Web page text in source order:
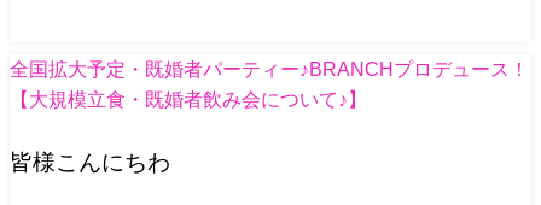
全国拡大予定・既婚者パーティー♪BRANCHプロデュース！
【大規模立食・既婚者飲み会について♪】
皆様こんにちわ